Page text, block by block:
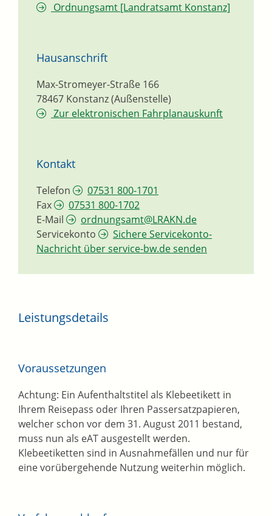
Ordnungsamt [Landratsamt Konstanz]
Hausanschrift
Max-Stromeyer-Straße 166
78467 Konstanz (Außenstelle)
Zur elektronischen Fahrplanauskunft
Kontakt
Telefon
07531 800-1701
Fax
07531 800-1702
E-Mail
ordnungsamt@LRAKN.de
Servicekonto
Sichere Servicekonto-
Nachricht über service-bw.de senden
Leistungsdetails
Voraussetzungen
Achtung: Ein Aufenthaltstitel als Klebeetikett in
Ihrem Reisepass oder Ihren Passersatzpapieren,
welcher schon vor dem 31. August 2011 bestand,
muss nun als eAT ausgestellt werden.
Klebeetiketten sind in Ausnahmefällen und nur für
eine vorübergehende Nutzung weiterhin möglich.